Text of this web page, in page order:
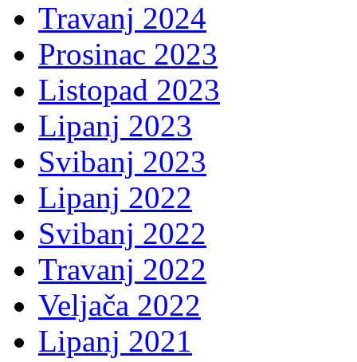
Travanj 2024
Prosinac 2023
Listopad 2023
Lipanj 2023
Svibanj 2023
Lipanj 2022
Svibanj 2022
Travanj 2022
Veljača 2022
Lipanj 2021